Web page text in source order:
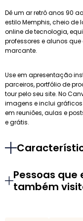
Dê um ar retrô anos 90
estilo Memphis, cheio de
online de tecnologia,
professores e alunos
marcante.
Use em apresentação
parceiros, portfólio de
tour pelo seu site. No
imagens e inclui
em reuniões, aulas e
e grátis.
Pessoas
também